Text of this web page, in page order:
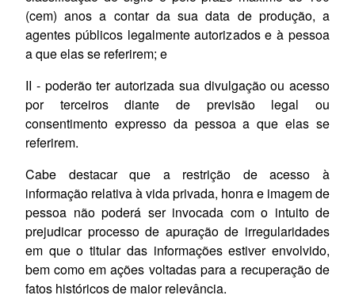
(cem) anos a contar da sua data de produção, a
agentes públicos legalmente autorizados e à pessoa
a que elas se referirem; e
II - poderão ter autorizada sua divulgação ou acesso
por terceiros diante de previsão legal ou
consentimento expresso da pessoa a que elas se
referirem.
Cabe destacar que a restrição de acesso à
informação relativa à vida privada, honra e imagem de
pessoa não poderá ser invocada com o intuito de
prejudicar processo de apuração de irregularidades
em que o titular das informações estiver envolvido,
bem como em ações voltadas para a recuperação de
fatos históricos de maior relevância.